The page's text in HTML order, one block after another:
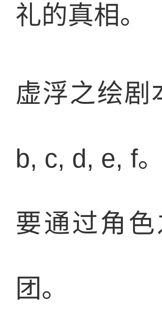
礼的真相。
虚浮之绘剧
b, c, d, e, f
要通过角
团。